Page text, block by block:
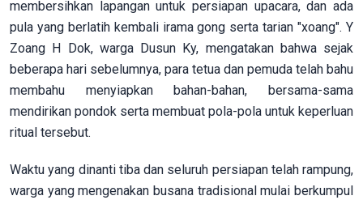
membersihkan lapangan untuk persiapan upacara, dan ada
pula yang berlatih kembali irama gong serta tarian "xoang". Y
Zoang H Dok, warga Dusun Ky, mengatakan bahwa sejak
beberapa hari sebelumnya, para tetua dan pemuda telah bahu
membahu menyiapkan bahan-bahan, bersama-sama
mendirikan pondok serta membuat pola-pola untuk keperluan
ritual tersebut.
Waktu yang dinanti tiba dan seluruh persiapan telah rampung,
warga yang mengenakan busana tradisional mulai berkumpul